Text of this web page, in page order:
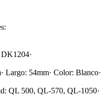
Largo: 54mm· Color: Blanco·
QL 500, QL-570, QL-1050·